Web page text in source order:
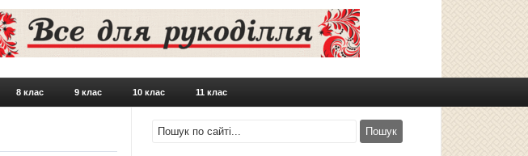
Skip to content
8 клас 9 клас 10 клас 11 клас